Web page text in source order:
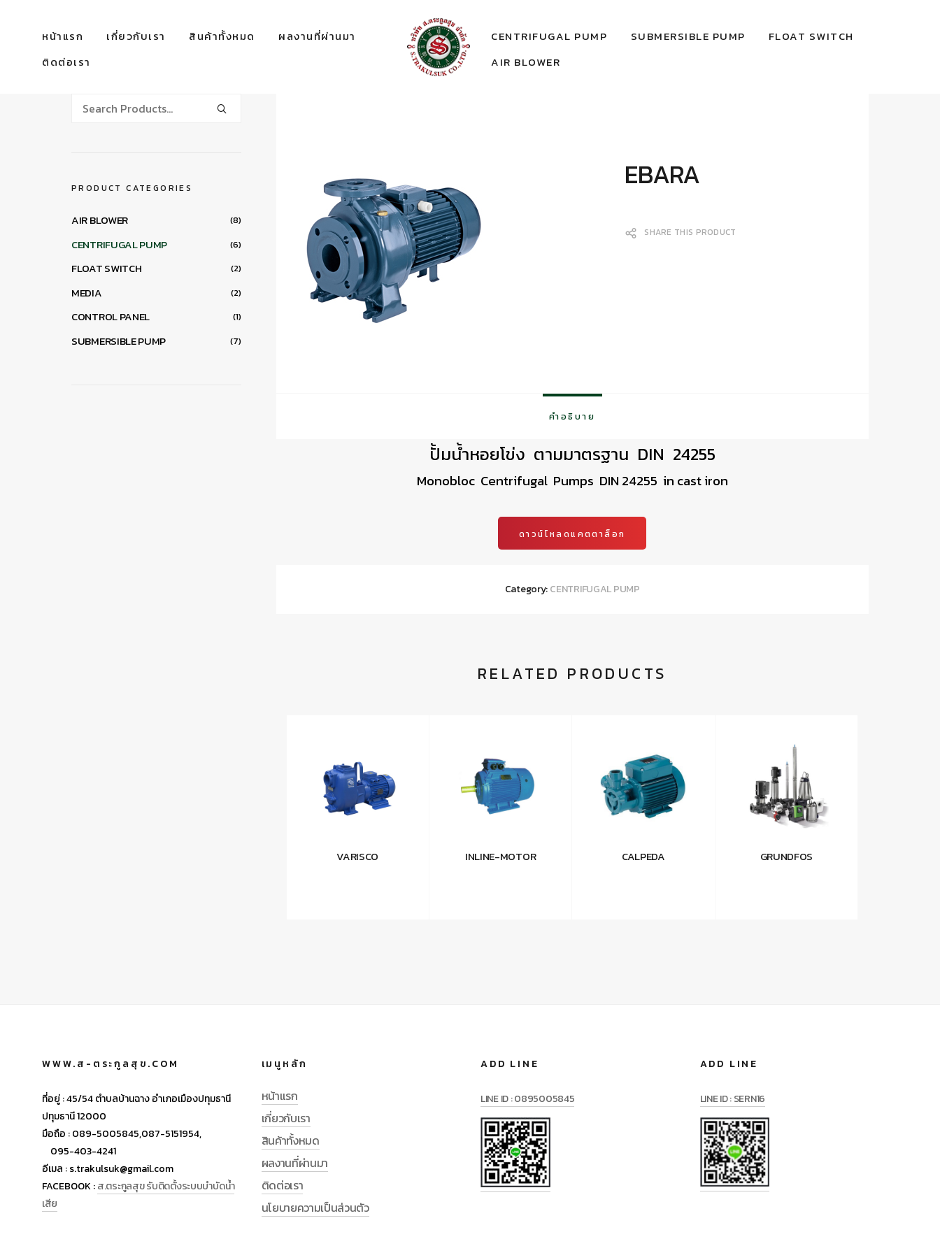
หน้าแรก เกี่ยวกับเรา สินค้าทั้งหมด
ผลงานที่ผ่านมา
ติดต่อเรา
CENTRIFUGAL PUMP SUBMERSIBLE PUMP
FLOAT SWITCH
AIR BLOWER
EBARA
SHARE THIS PRODUCT
คำอธิบาย
ปั้มน้ำหอยโข่ง ตามมาตรฐาน DIN 24255
Monobloc Centrifugal Pumps DIN 24255 in cast iron
ดาวน์โหลดแคตตาล็อก
Category:CENTRIFUGAL PUMP
RELATED PRODUCTS
VARISCO INLINE-MOTOR CALPEDA GRUNDFOS
PRODUCT CATEGORIES
AIR BLOWER (8)
CENTRIFUGAL PUMP (6)
FLOAT SWITCH (2)
MEDIA (2)
CONTROL PANEL (1)
SUBMERSIBLE PUMP (7)
WWW.ส-ตระกูลสุข.COM
ที่อยู่ :45/54 ตำบลบ้านฉาง อำเภอเมืองปทุมธานี
ปทุมธานี 12000
มือถือ :089-5005845,087-5151954,
095-403-4241
อีเมล :s.trakulsuk@gmail.com
FACEBOOK :ส.ตระกูลสุข รับติดตั้งระบบบำบัดน้ำ
เสีย
เมนูหลัก
หน้าแรก
เกี่ยวกับเรา
สินค้าทั้งหมด
ผลงานที่ผ่านมา
ติดต่อเรา
นโยบายความเป็นส่วนตัว
ADD LINE
LINE ID : 0895005845
ADD LINE
LINE ID : SERN16